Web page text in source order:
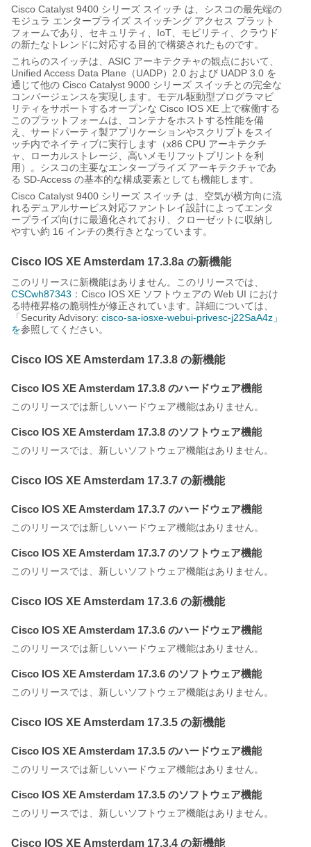
Cisco Catalyst 9400 シリーズ スイッチ は、シスコの最先端の
モジュラ エンタープライズ スイッチング アクセス プラット
フォームであり、セキュリティ、IoT、モビリティ、クラウド
の新たなトレンドに対応する目的で構築されたものです。
これらのスイッチは、ASIC アーキテクチャの観点において、
Unified Access Data Plane（UADP）2.0 および UADP 3.0 を
通じて他の Cisco Catalyst 9000 シリーズ スイッチとの完全な
コンバージェンスを実現します。モデル駆動型プログラマビ
リティをサポートするオープンな Cisco IOS XE 上で稼働する
このプラットフォームは、コンテナをホストする性能を備
え、サードパーティ製アプリケーションやスクリプトをスイ
ッチ内でネイティブに実行します（x86 CPU アーキテクチ
ャ、ローカルストレージ、高いメモリフットプリントを利
用）。シスコの主要なエンタープライズ アーキテクチャであ
る SD-Access の基本的な構成要素としても機能します。
Cisco Catalyst 9400 シリーズ スイッチ は、空気が横方向に流
れるデュアルサービス対応ファントレイ設計によってエンタ
ープライズ向けに最適化されており、クローゼットに収納し
やすい約 16 インチの奥行きとなっています。
Cisco IOS XE Amsterdam 17.3.8a の新機能
このリリースに新機能はありません。このリリースでは、
CSCwh87343 ：Cisco IOS XE ソフトウェアの Web UI におけ
る特権昇格の脆弱性が修正されています。詳細については、
「Security Advisory: cisco-sa-iosxe-webui-privesc-j22SaA4z」
を参照してください。
Cisco IOS XE Amsterdam 17.3.8 の新機能
Cisco IOS XE Amsterdam 17.3.8 のハードウェア機能
このリリースでは新しいハードウェア機能はありません。
Cisco IOS XE Amsterdam 17.3.8 のソフトウェア機能
このリリースでは、新しいソフトウェア機能はありません。
Cisco IOS XE Amsterdam 17.3.7 の新機能
Cisco IOS XE Amsterdam 17.3.7 のハードウェア機能
このリリースでは新しいハードウェア機能はありません。
Cisco IOS XE Amsterdam 17.3.7 のソフトウェア機能
このリリースでは、新しいソフトウェア機能はありません。
Cisco IOS XE Amsterdam 17.3.6 の新機能
Cisco IOS XE Amsterdam 17.3.6 のハードウェア機能
このリリースでは新しいハードウェア機能はありません。
Cisco IOS XE Amsterdam 17.3.6 のソフトウェア機能
このリリースでは、新しいソフトウェア機能はありません。
Cisco IOS XE Amsterdam 17.3.5 の新機能
Cisco IOS XE Amsterdam 17.3.5 のハードウェア機能
このリリースでは新しいハードウェア機能はありません。
Cisco IOS XE Amsterdam 17.3.5 のソフトウェア機能
このリリースでは、新しいソフトウェア機能はありません。
Cisco IOS XE Amsterdam 17.3.4 の新機能